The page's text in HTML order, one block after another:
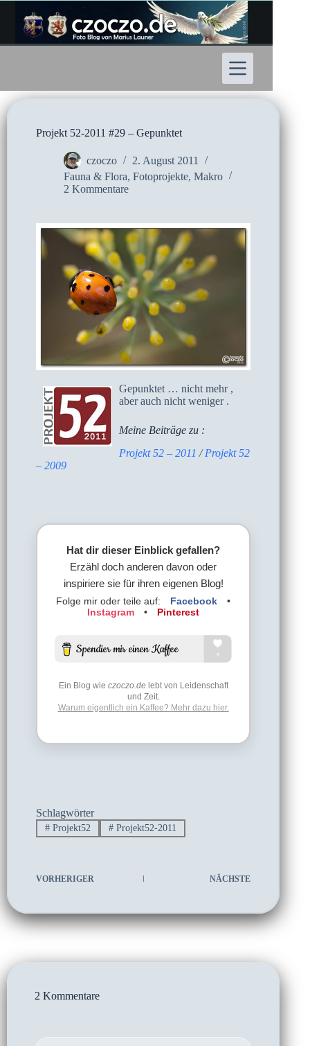
Inhalt
springen
Projekt 52-2011 #29 – Gepunktet
czoczo
2. August 2011
Fauna & Flora, Fotoprojekte, Makro
2 Kommentare
Gepunktet … nicht mehr ,
aber auch nicht weniger .
Meine Beiträge zu :
Projekt 52 – 2011 /Projekt 52
– 2009
Hat dir dieser Einblick gefallen?
Erzähl doch anderen davon oder
inspiriere sie für ihren eigenen Blog!
Folge mir oder teile auf: Facebook
•
Instagram
• Pinterest
Ein Blog wie czoczo.delebt von Leidenschaft
und Zeit.
Warum eigentlich ein Kaffee? Mehr dazu hier.
Schlagwörter
#Projekt52 #Projekt52-2011
VORHERIGER NÄCHSTE
2 Kommentare